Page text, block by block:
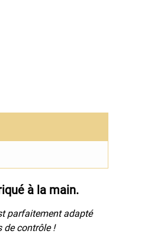
à la main.
parfaitement adapté
de contrôle !